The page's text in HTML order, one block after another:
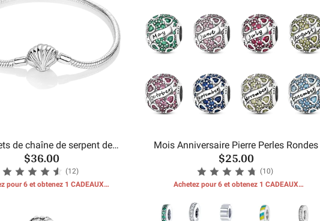
de chaîne de serpent de
coquillages de mer
$36.00
(12)
pour 6 et obtenez 1 CADEAUX
Mois Anniversaire Pierre Perles Rondes
$25.00
(10)
Achetez pour 6 et obtenez 1 CADEAUX